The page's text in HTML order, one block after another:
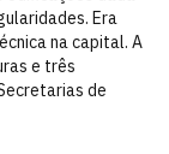
Era
na capital. A
e três
de